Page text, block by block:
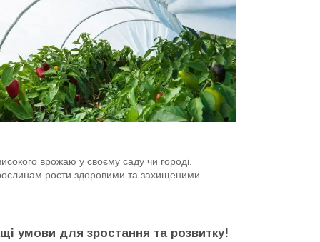
врожаю у своєму саду чи городі.
рости здоровими та захищеними
умови для зростання та розвитку!